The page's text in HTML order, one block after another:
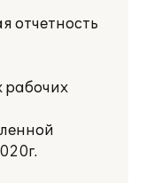
отчетность
рабочих